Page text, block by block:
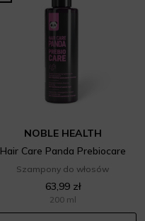
NOBLE HEALTH
Hair Care Panda Prebiocare
Szampony do włosów
63,99 zł
200 ml